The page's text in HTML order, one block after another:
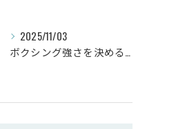
2025/11/03
ボクシング強さを決めるパンチ威力の秘密